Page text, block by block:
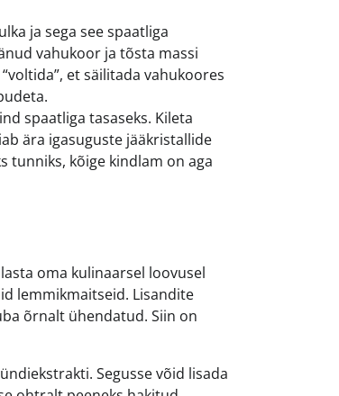
ja sega see spaatliga
vahukoor ja tõsta massi
et säilitada vahukoores
spaatliga tasaseks. Kileta
ära igasuguste jääkristallide
tunniks, kõige kindlam on aga
oma kulinaarsel loovusel
lemmikmaitseid. Lisandite
õrnalt ühendatud. Siin on
Segusse võid lisada